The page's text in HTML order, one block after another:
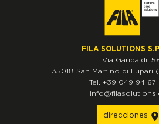
FILA SOLUTIONS
Via Garibaldi,
35018 San Martino di Lupari
Tel. +39 049 94 67
direcciones